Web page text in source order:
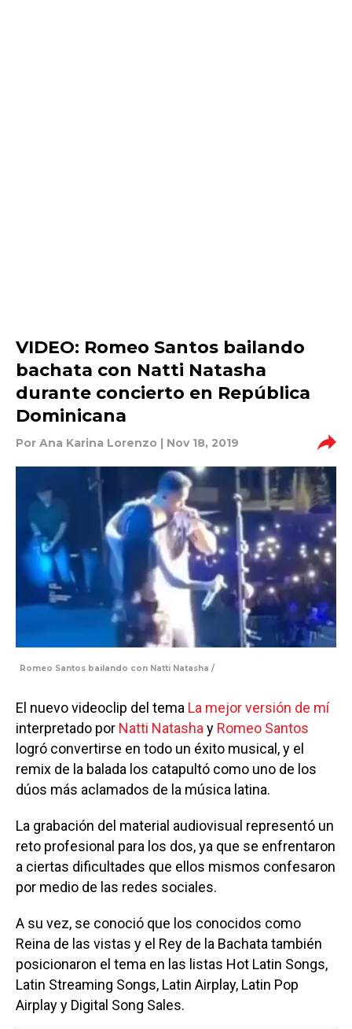
VIDEO: Romeo Santos bailando
bachata con Natti Natasha
durante concierto en República
Dominicana
Por Ana Karina Lorenzo | Nov 18, 2019
Romeo Santos bailando con Natti Natasha /
El nuevo videoclip del tema La mejor versión de mí
interpretado por Natti Natasha y Romeo Santos
logró convertirse en todo un éxito musical, y el
remix de la balada los catapultó como uno de los
dúos más aclamados de la música latina.
La grabación del material audiovisual representó un
reto profesional para los dos, ya que se enfrentaron
a ciertas dificultades que ellos mismos confesaron
por medio de las redes sociales.
A su vez, se conoció que los conocidos como
Reina de las vistas y el Rey de la Bachata también
posicionaron el tema en las listas Hot Latin Songs,
Latin Streaming Songs, Latin Airplay, Latin Pop
Airplay y Digital Song Sales.